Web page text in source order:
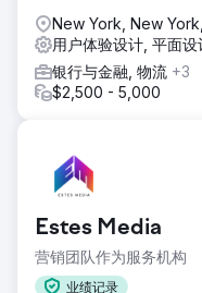
New York, New
用户体验设计, 平面设
银行与金融, 物流 +3
$2,500 - 5,000
Estes Media
营销团队作为服务机构
业绩记录